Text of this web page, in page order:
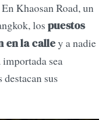
Khaosan Road, un
los puestos
en la calley a nadie
sea
sus